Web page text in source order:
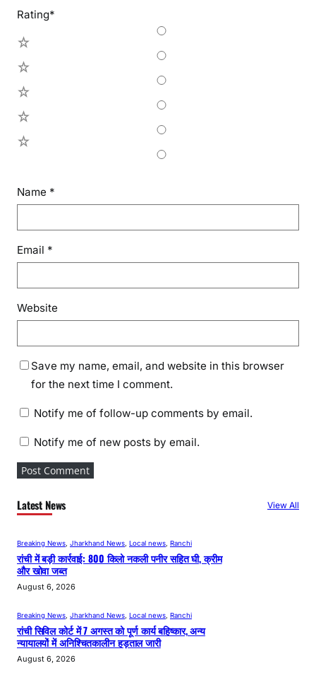
Rating*
Name *
Email *
Website
Save my name, email, and website in this browser
for the next time I comment.
Notify me of follow-up comments by email.
Notify me of new posts by email.
Latest News View All
Breaking News, Jharkhand News, Local news, Ranchi
रांची में बड़ी कार्रवाई: 800 किलो नकली पनीर सहित घी, क्रीम
और खोवा जब्त
August 6, 2026
Breaking News Jharkhand News Local news Ranchi
रांची सिविल कोर्ट में 7 अगस्त को पूर्ण कार्य बहिष्कार, अन्य
न्यायालयों में अनिश्चितकालीन हड़ताल जारी
August 6, 2026